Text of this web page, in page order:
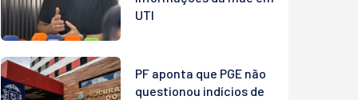
UTI
PF aponta que PGE não
questionou indícios de